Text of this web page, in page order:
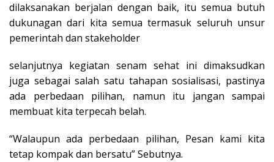
dilaksanakan berjalan dengan baik, itu semua butuh
dukunagan dari kita semua termasuk seluruh unsur
pemerintah dan stakeholder
selanjutnya kegiatan senam sehat ini dimaksudkan
juga sebagai salah satu tahapan sosialisasi, pastinya
ada perbedaan pilihan, namun itu jangan sampai
membuat kita terpecah belah.
“Walaupun ada perbedaan pilihan, Pesan kami kita
tetap kompak dan bersatu” Sebutnya.